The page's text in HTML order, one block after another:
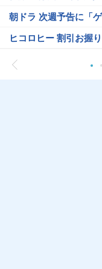
朝ドラ 次週予告に「ゲ
ヒコロヒー 割引お握